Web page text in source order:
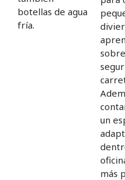
botellas de agua
fría.
un
más